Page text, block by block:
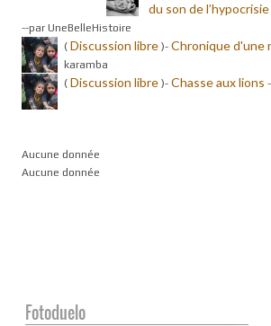
du son de
--par UneBelleHistoire
( Discussion libre )- Chronique d'une
karamba
( Discussion libre )- Chasse aux lions -
Aucune donnée
Aucune donnée
Fotoduelo